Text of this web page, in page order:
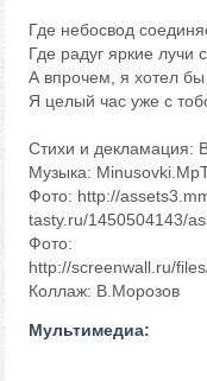
Где небосвод
Где радуг яркие лучи
А впрочем, я хотел бы
Я целый час уже с
Стихи и декламация:
Музыка:
Фото: http://
tasty.ru/1450504143/
Фото:
http://screenwall.ru/
Коллаж: В.Морозов
Мультимедиа: